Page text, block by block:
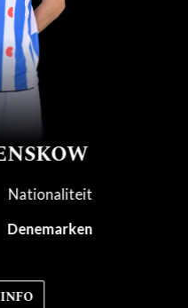
Nationaliteit
Denemarken